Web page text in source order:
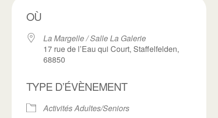
OÙ
La Margelle / Salle La Galerie
17 rue de l’Eau qui Court, Staffelfelden,
68850
TYPE D’ÉVÈNEMENT
Activités Adultes/Seniors